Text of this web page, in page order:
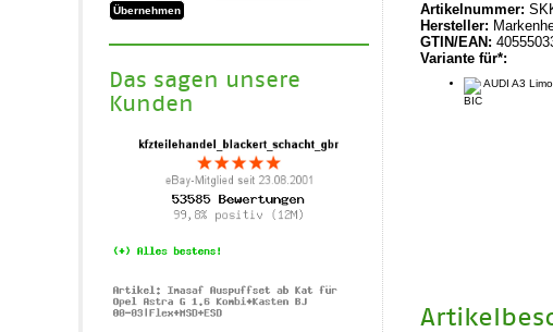
Artikelnummer:
Hersteller:
GTIN/EAN:
Variante für*:
AUDI A3
BIC
Das sagen unsere
Kunden